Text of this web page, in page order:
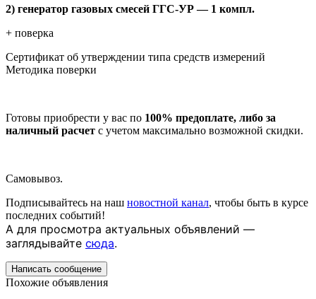
2) генератор газовых смесей ГГС-УР — 1 компл.
+ поверка
Сертификат об утверждении типа средств измерений
Методика поверки
Готовы приобрести у вас по 100% предоплате, либо за
наличный расчет с учетом максимально возможной скидки.
Самовывоз.
Подписывайтесь на наш новостной канал, чтобы быть в курсе
последних событий!
А для просмотра актуальных объявлений —
заглядывайте сюда.
Написать сообщение
Похожие объявления